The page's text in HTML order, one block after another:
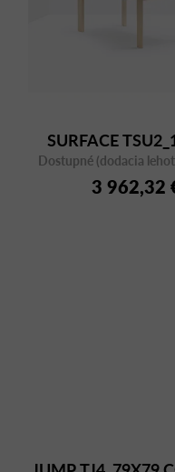
SURFACE
Dostupné (dodacia
3 962,32